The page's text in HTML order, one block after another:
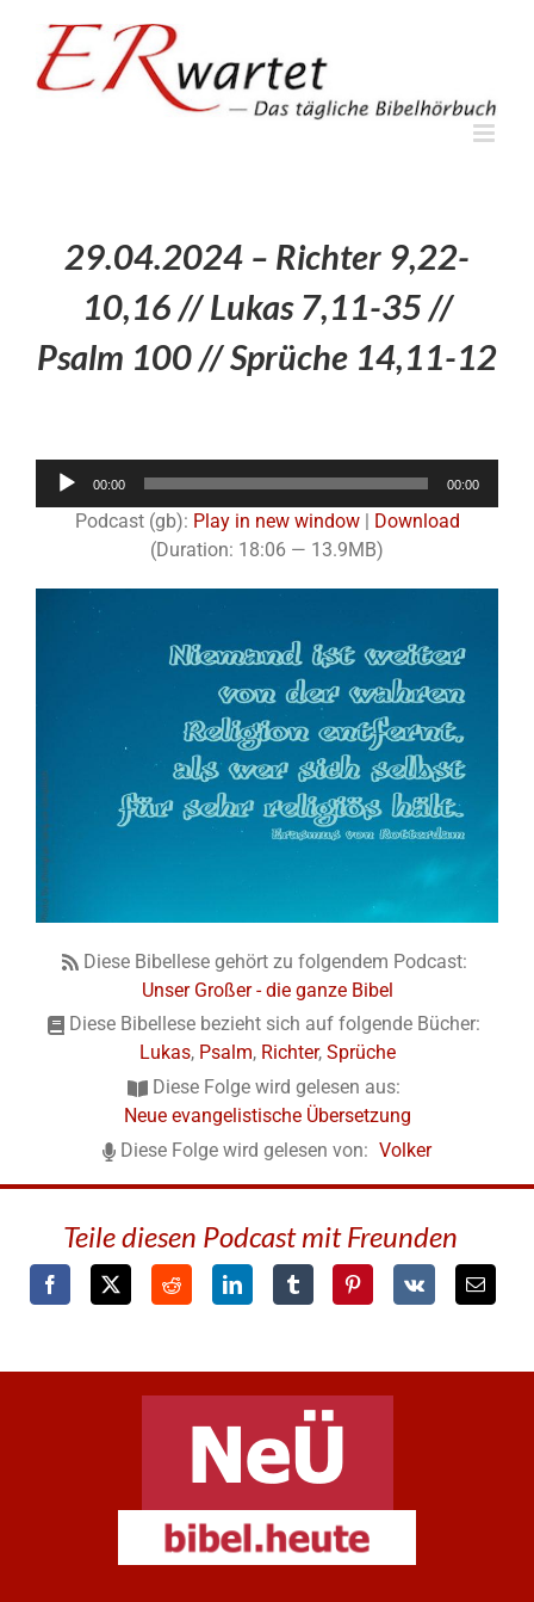
springen
29.04.2024 – Richter 9,22-
10,16 // Lukas 7,11-35 //
Psalm 100 // Sprüche 14,11-12
Audio-
00:00 00:00
Podcast (gb): Play in new window|
Download
(Duration: 18:06 — 13.9MB)
Diese Bibellese gehört zu folgendem Podcast:
Unser Großer - die ganze Bibel
Diese Bibellese bezieht sich auf folgende Bücher:
Lukas, Psalm, Richter, Sprüche
Diese Folge wird gelesen aus:
Neue evangelistische Übersetzung
Diese Folge wird gelesen von: Volker
Teile diesen Podcast mit Freunden